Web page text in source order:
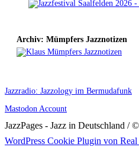
Archiv: Mümpfers Jazznotizen
Jazzradio: Jazzology im Bermudafunk
Mastodon Account
JazzPages - Jazz in Deutschland /
Scroll
WordPress Cookie Plugin von